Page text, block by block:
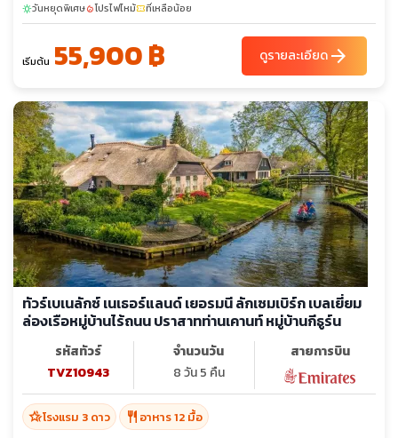
sunnyวันหยุดพิเศษlocal_fire_departmentโปรไฟไหม้confirmation_numberที่เหลือน้อย
เริ่มต้น 55,900 ฿ ดูรายละเอียดarrow_forward
ทัวร์เบเนลักซ์ เนเธอร์แลนด์ เยอรมนี ลักเซมเบิร์ก เบลเยี่ยม
ล่องเรือหมู่บ้านไร้ถนน ปราสาทท่านเคานท์ หมู่บ้านกีธูร์น
รหัสทัวร์
TVZ10943
จำนวนวัน
8 วัน 5 คืน
สายการบิน
hotel_classโรงแรม 3 ดาว restaurant อาหาร 12 มื้อ